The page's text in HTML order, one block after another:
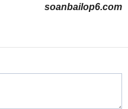
soanbailop6.com